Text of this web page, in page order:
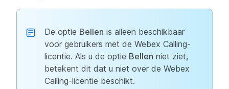
De optie Bellen is alleen beschikbaar
voor gebruikers met de Webex Calling-
licentie. Als u de optie Bellen niet ziet,
betekent dit dat u niet over de Webex
Calling-licentie beschikt.